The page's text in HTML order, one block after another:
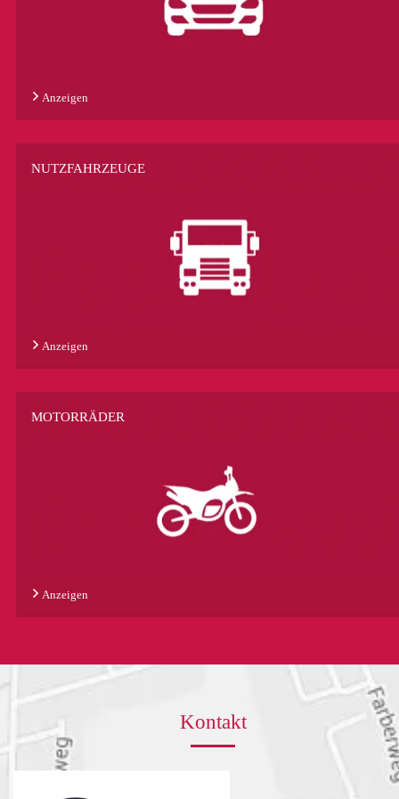
Anzeigen
NUTZFAHRZEUGE
Anzeigen
MOTORRÄDER
Anzeigen
Kontakt